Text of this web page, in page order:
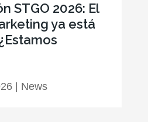
STGO 2026: El
ya está
| News